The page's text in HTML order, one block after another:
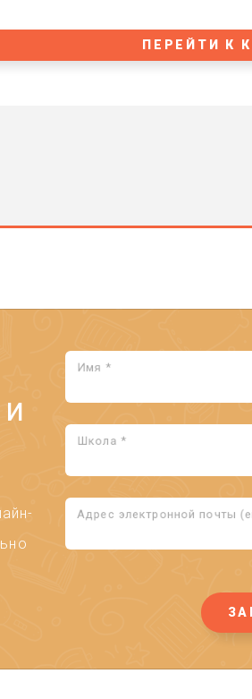
ПЕРЕЙТИ К
Имя *
Школа *
Адрес электронной почты